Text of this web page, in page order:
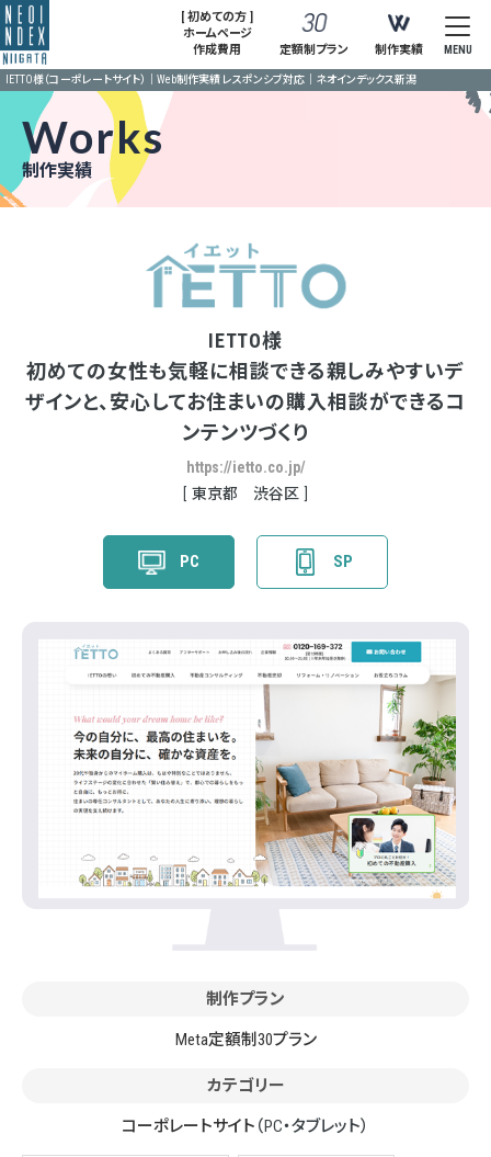
[ 初めての方 ]
ホームページ
作成費用
定額制プラン 制作実績 MENU
IETTO様（コーポレートサイト）｜Web制作実績 レスポンシブ対応｜ネオインデックス新潟
Works
制作実績
IETTO様
初めての女性も気軽に相談できる親しみやすいデ
ザインと、安心してお住まいの購入相談ができるコ
ンテンツづくり
https://ietto.co.jp/
東京都 渋谷区
PC SP
制作プラン
Meta定額制30プラン
カテゴリー
コーポレートサイト （PC・タブレット）